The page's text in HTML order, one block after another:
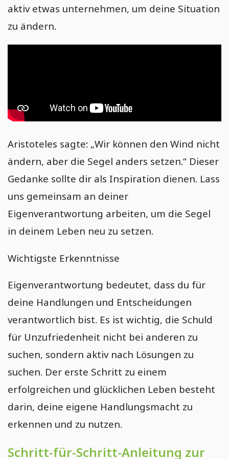
Herausforderungen meistern - Wachstumsfördernd lernen
Stärken und Schwächen identifizieren – so gelingt es dir
Rückschläge sinnvoll nutzen: Lerne effektiv aus deinen
Verlasse deine Komfortzone – Schritt für Schritt zur
Selbstentfaltung
Finde deine Influencer: So lernst du von den Besten
Bewusste Entscheidungen treffen für dein persönliches
Wachstum
Gedanken anderer: Befreie dich von negativen Einflüssen
Bedürfnisse erkennen und erfüllen für persönliches
Wohlbefinden
Not-to-do-Liste erstellen für mehr Fokus
aktiv etwas unternehmen, um deine Situation
zu ändern.
Aristoteles sagte: „Wir können den Wind nicht
ändern, aber die Segel anders setzen.“ Dieser
Gedanke sollte dir als Inspiration dienen. Lass
uns gemeinsam an deiner
Eigenverantwortung arbeiten, um die Segel
in deinem Leben neu zu setzen.
Wichtigste Erkenntnisse
Eigenverantwortung bedeutet, dass du für
deine Handlungen und Entscheidungen
verantwortlich bist. Es ist wichtig, die Schuld
für Unzufriedenheit nicht bei anderen zu
suchen, sondern aktiv nach Lösungen zu
suchen. Der erste Schritt zu einem
erfolgreichen und glücklichen Leben besteht
darin, deine eigene Handlungsmacht zu
erkennen und zu nutzen.
Schritt-für-Schritt-Anleitung zur